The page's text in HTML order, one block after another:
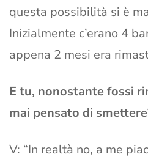
questa possibilità si è
Inizialmente c’erano 4
appena 2 mesi era
E tu, nonostante fossi
mai pensato di
V: “In realtà no, a me